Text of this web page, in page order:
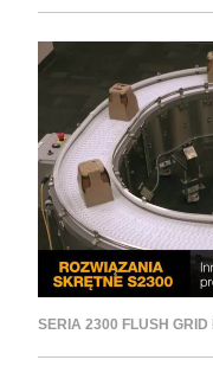
SERIA 2300 FLUSH GRID